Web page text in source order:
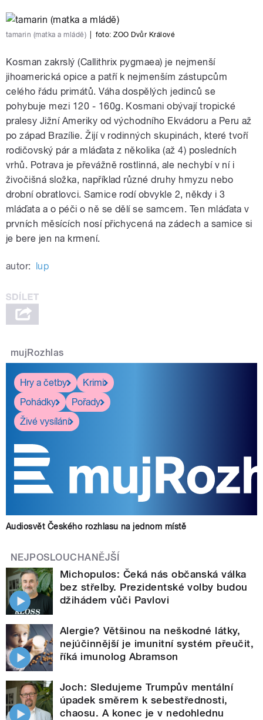
tamarin (matka a mládě) foto:ZOO Dvůr Králové
Kosman zakrslý (Callithrix pygmaea) je nejmenší
jihoamerická opice a patří k nejmenším zástupcům
celého řádu primátů. Váha dospělých jedinců se
pohybuje mezi 120 - 160g. Kosmani obývají tropické
pralesy Jižní Ameriky od východního Ekvádoru a Peru až
po západ Brazílie. Žijí v rodinných skupinách, které tvoří
rodičovský pár a mláďata z několika (až 4) posledních
vrhů. Potrava je převážně rostlinná, ale nechybí v ní i
živočišná složka, například různé druhy hmyzu nebo
drobní obratlovci. Samice rodí obvykle 2, někdy i 3
mláďata a o péči o ně se dělí se samcem. Ten mláďata v
prvních měsících nosí přichycená na zádech a samice si
je bere jen na krmení.
autor: lup
mujRozhlas
Hry a četby
Krimi
Pohádky
Pořady
Živé vysílání
Audiosvět Českého rozhlasu na jednom místě
NEJPOSLOUCHANĚJŠÍ
Michopulos: Čeká nás občanská válka
bez střelby. Prezidentské volby budou
džihádem vůči Pavlovi
Alergie? Většinou na neškodné látky,
nejúčinnější je imunitní systém přeučit,
říká imunolog Abramson
Joch: Sledujeme Trumpův mentální
úpadek směrem k sebestřednosti,
chaosu. A konec je v nedohlednu